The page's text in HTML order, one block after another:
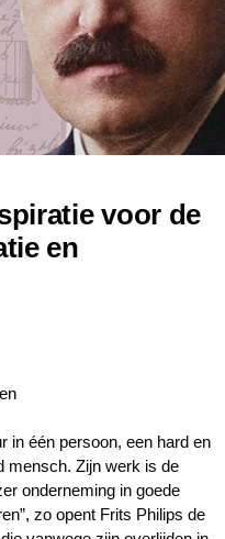
voor de
en
in één persoon, een hard en
mensch. Zijn werk is de
onderneming in goede
zo opent Frits Philips de